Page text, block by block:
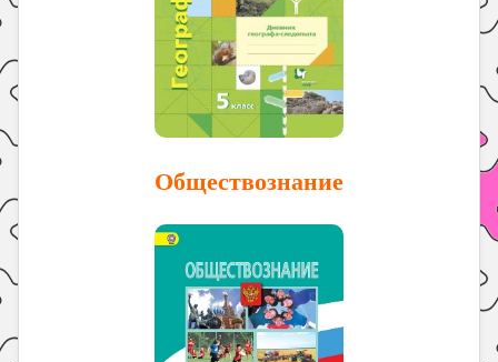
Обществознание